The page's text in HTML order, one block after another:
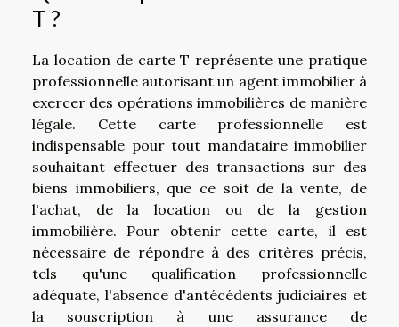
T ?
La location de carte T représente une pratique
professionnelle autorisant un agent immobilier à
exercer des opérations immobilières de manière
légale. Cette carte professionnelle est
indispensable pour tout mandataire immobilier
souhaitant effectuer des transactions sur des
biens immobiliers, que ce soit de la vente, de
l'achat, de la location ou de la gestion
immobilière. Pour obtenir cette carte, il est
nécessaire de répondre à des critères précis,
tels qu'une qualification professionnelle
adéquate, l'absence d'antécédents judiciaires et
la souscription à une assurance de